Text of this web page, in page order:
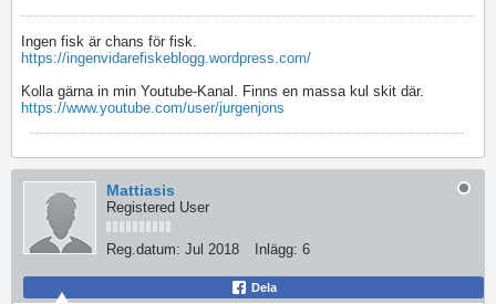
Ingen fisk är chans för fisk.
https://ingenvidarefiskeblogg.wordpress.com/
Kolla gärna in min Youtube-Kanal. Finns en massa kul skit där.
https://www.youtube.com/user/jurgenjons
Mattiasis
Registered User
Reg.datum: Jul 2018 Inlägg: 6
Dela